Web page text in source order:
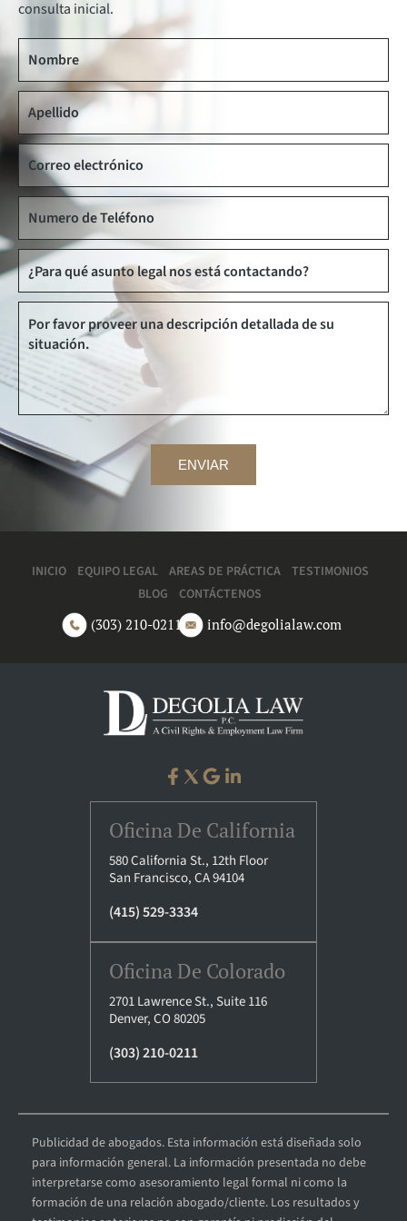
consulta inicial.
INICIO EQUIPO LEGAL AREAS DE PRÁCTICA
TESTIMONIOS
BLOG
CONTÁCTENOS
(303) 210-0211
info@degolialaw.com
Oficina De California
580 California St., 12th Floor
San Francisco, CA 94104
(415) 529-3334
Oficina De Colorado
2701 Lawrence St., Suite 116
Denver, CO 80205
(303) 210-0211
Publicidad de abogados. Esta información está diseñada solo
para información general. La información presentada no debe
interpretarse como asesoramiento legal formal ni como la
formación de una relación abogado/cliente. Los resultados y